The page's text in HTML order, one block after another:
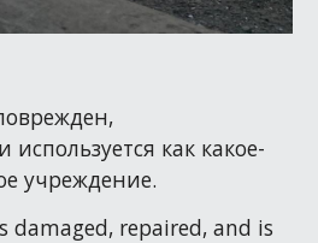
как какое-
учреждение.
damaged, repaired, and is